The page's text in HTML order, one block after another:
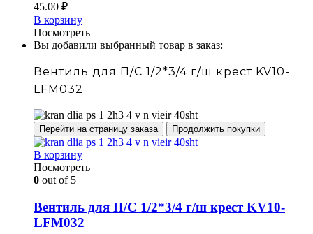
45.00 ₽
В корзину
Посмотреть
Вы добавили выбранный товар в заказ:
Вентиль для П/С 1/2*3/4 г/ш крест KV10-
LFM032
Перейти на страницу заказа Продолжить покупки
В корзину
Посмотреть
0 out of 5
Вентиль для П/С 1/2*3/4 г/ш крест KV10-
LFM032